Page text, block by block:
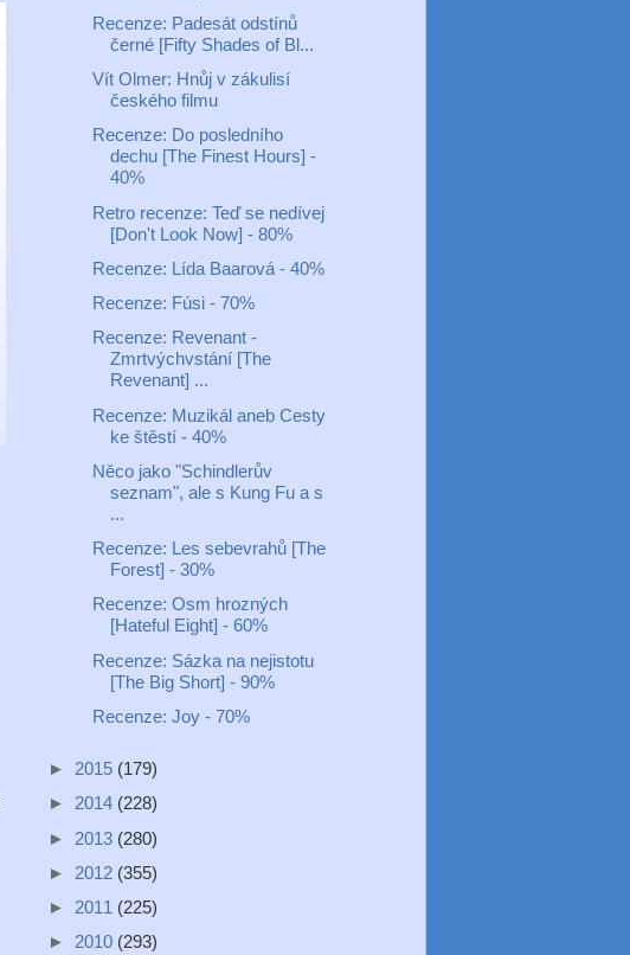
Recenze: Padesát odstínů
černé [Fifty Shades of Bl...
Vít Olmer: Hnůj v zákulisí
českého filmu
Recenze: Do posledního
dechu [The Finest Hours] -
40%
Retro recenze: Teď se nedívej
[Don't Look Now] - 80%
Recenze: Lída Baarová - 40%
Recenze: Fúsi - 70%
Recenze: Revenant -
Zmrtvýchvstání [The
Revenant] ...
Recenze: Muzikál aneb Cesty
ke štěstí - 40%
Něco jako "Schindlerův
seznam", ale s Kung Fu a s
...
Recenze: Les sebevrahů [The
Forest] - 30%
Recenze: Osm hrozných
[Hateful Eight] - 60%
Recenze: Sázka na nejistotu
[The Big Short] - 90%
Recenze: Joy - 70%
► 2015 (179)
► 2014 (228)
► 2013 (280)
► 2012 (355)
► 2011 (225)
► 2010 (293)